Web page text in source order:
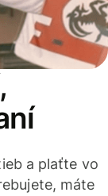
a plaťte vo
máte